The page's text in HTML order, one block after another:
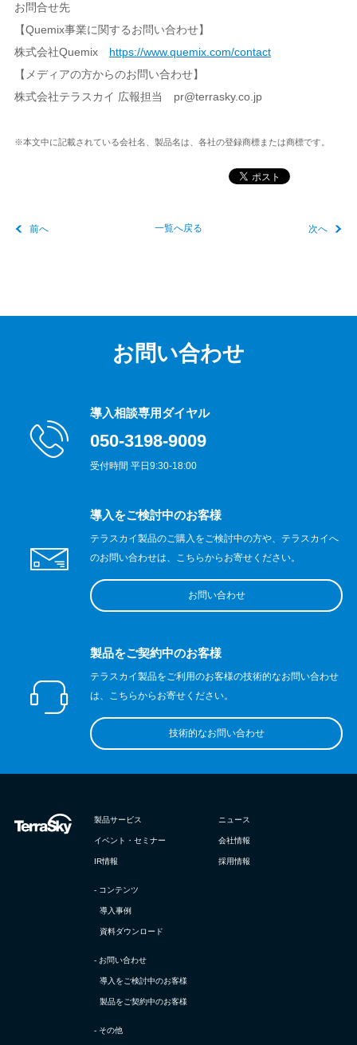
お問合せ先
【Quemix事業に関するお問い合わせ】
株式会社Quemix https://www.quemix.com/contact
【メディアの方からのお問い合わせ】
株式会社テラスカイ 広報担当 pr@terrasky.co.jp
※本文中に記載されている会社名、製品名は、各社の登録商標または商標です。
前へ 一覧へ戻る 次へ
お問い合わせ
導入相談専用ダイヤル
050-3198-9009
受付時間 平日9:30-18:00
導入をご検討中のお客様
テラスカイ製品のご購入をご検討中の方や、テラスカイへ
のお問い合わせは、こちらからお寄せください。
お問い合わせ
製品をご契約中のお客様
テラスカイ製品をご利用のお客様の技術的なお問い合わせ
は、こちらからお寄せください。
技術的なお問い合わせ
製品サービス ニュース
イベント・セミナー 会社情報
IR情報 採用情報
- コンテンツ
導入事例
資料ダウンロード
- お問い合わせ
導入をご検討中のお客様
製品をご契約中のお客様
- その他